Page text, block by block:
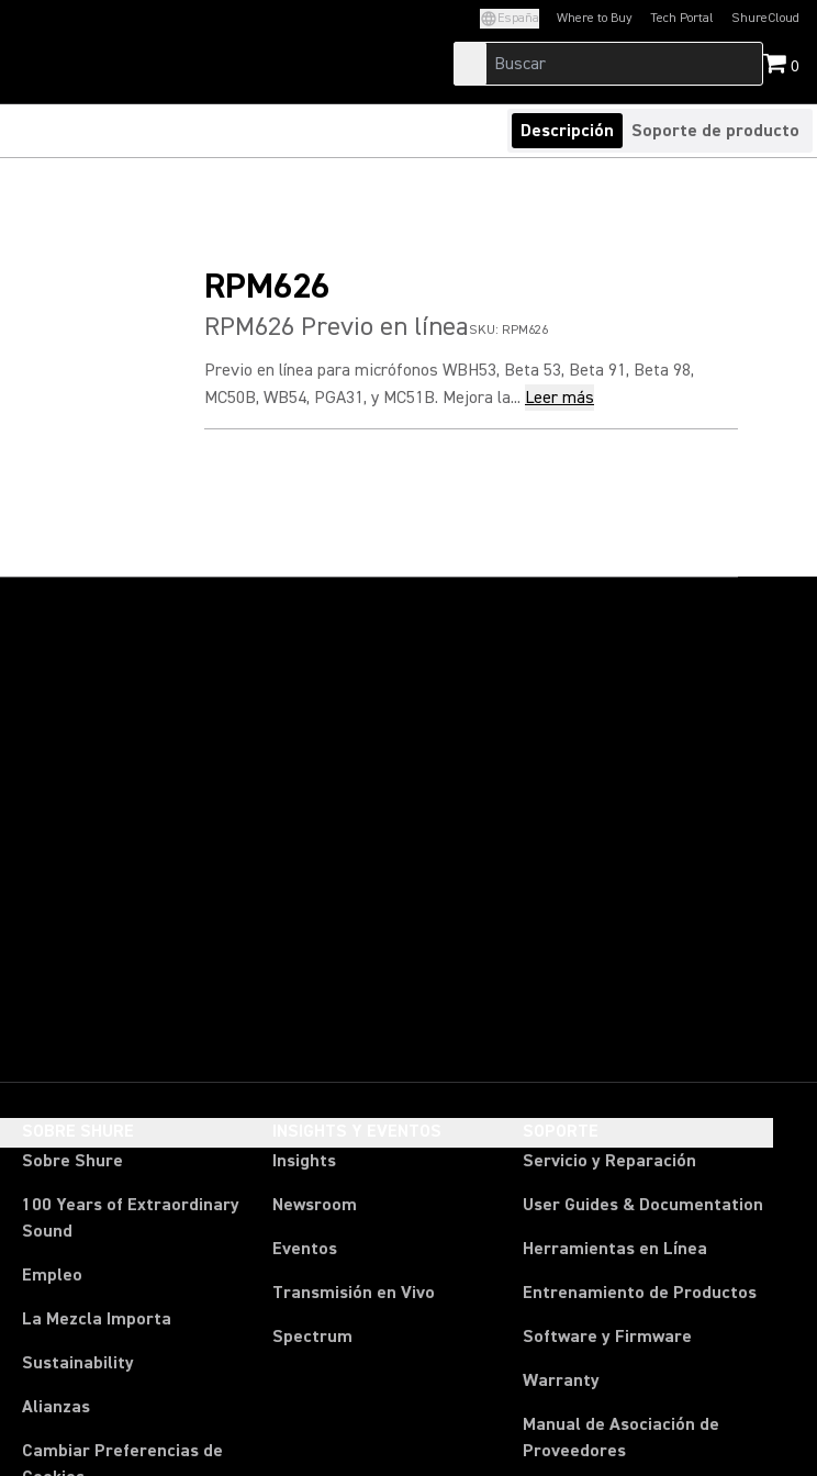
España Where to Buy Tech Portal
(Opens in a new tab)ShureCloud
(Opens in a new
0
Descripción Soporte de producto
RPM626
RPM626 Previo en línea SKU: RPM626
Previo en línea para micrófonos WBH53, Beta 53, Beta 91, Beta 98,
MC50B, WB54, PGA31, y MC51B. Mejora la... Leer más
Sobre Shure
100 Years of Extraordinary
Sound
Empleo
La Mezcla Importa
Sustainability
Alianzas
Cambiar Preferencias de
Insights
Newsroom
Eventos
Transmisión en Vivo
Spectrum
Servicio y Reparación
User Guides & Documentation
Herramientas en Línea
Entrenamiento de Productos
Software y Firmware
Warranty
Manual de Asociación de
Proveedores(Opens in a new tab)